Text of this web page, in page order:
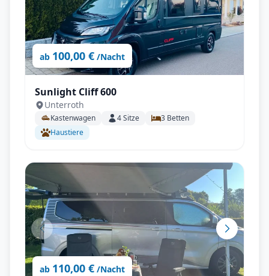
ab 100,00 € /Nacht
Sunlight Cliff 600
Unterroth
Kastenwagen 4Sitze 3 Betten
Haustiere
ab 110,00 € /Nacht